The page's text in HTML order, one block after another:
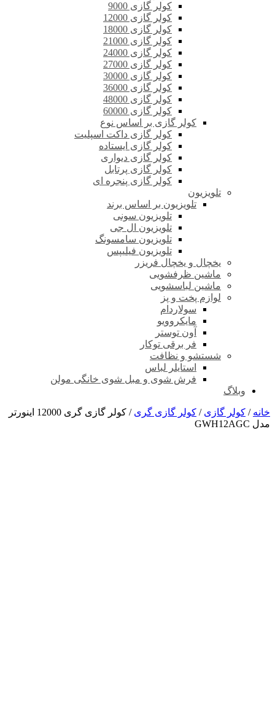
کولر گازی 9000
کولر گازی 12000
کولر گازی 18000
کولر گازی 21000
کولر گازی 24000
کولر گازی 27000
کولر گازی 30000
کولر گازی 36000
کولر گازی 48000
کولر گازی 60000
کولر گازی بر اساس نوع
کولر گازی داکت اسپلیت
کولر گازی ایستاده
کولر گازی دیواری
کولر گازی پرتابل
کولر گازی پنجره ای
تلویزیون
تلویزیون بر اساس برند
تلویزیون سونی
تلویزیون ال جی
تلویزیون سامسونگ
تلویزیون فیلیپس
یخچال و یخچال فریزر
ماشین ظرفشویی
ماشین لباسشویی
لوازم پخت و پز
سولاردام
مایکروویو
آون توستر
فر برقی توکار
شستشو و نظافت
استایلر لباس
فرش شوی و مبل شوی خانگی مولن
وبلاگ
خانه / کولر گازی / کولر گازی گری
/ کولر گازی گری 12000 اینورتر
مدل GWH12AGC